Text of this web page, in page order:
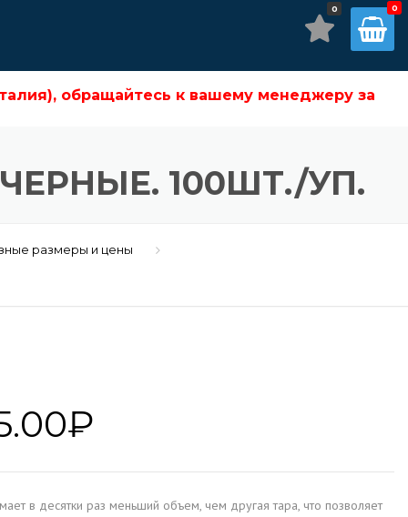
0
обращайтесь к вашему менеджеру за
к вашему менеджеру за подробностями!
100ШТ./УП.
размеры и цены
₽
в десятки раз меньший объем, чем другая тара, что позволяет